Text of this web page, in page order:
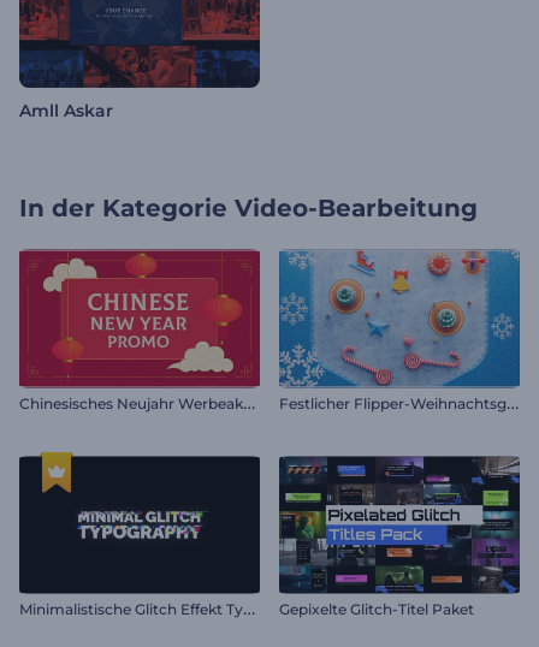
Amll Askar
In der Kategorie Video-Bearbeitung
C
hinesisches Neujahr Werbeaktion F
estlicher Flipper-Weihnachtsgruß
M
inimalistische Glitch Effekt Typografie Gepixelte Glitch-Titel Paket